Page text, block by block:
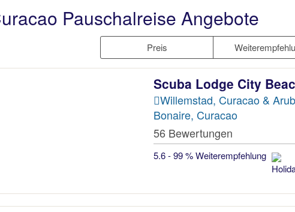
Pauschalreise Angebote
Preis
Scuba Lodge City
Willemstad, Curacao &
Bonaire, Curacao
56 Bewertungen
5.6 - 99 % Weiterempfehlung